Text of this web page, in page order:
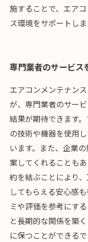
施することで、エア
ス環境をサポートしま
専門業者のサービス
エアコンメンテナン
が、専門業者のサー
結果が期待できます
の技術や機器を使用
います。また、企業
案してくれることも
約を結ぶことにより
してもらえる安心感
ミや評価を参考にす
と長期的な関係を築
に保つことができるで